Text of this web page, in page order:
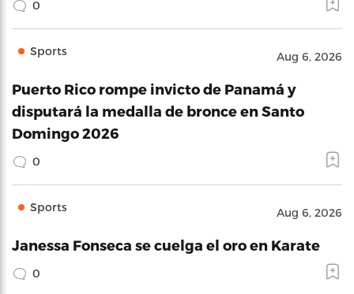
0
Sports Aug 6, 2026
Puerto Rico rompe invicto de Panamá y
disputará la medalla de bronce en Santo
Domingo 2026
0
Sports Aug 6, 2026
Janessa Fonseca se cuelga el oro en Karate
0